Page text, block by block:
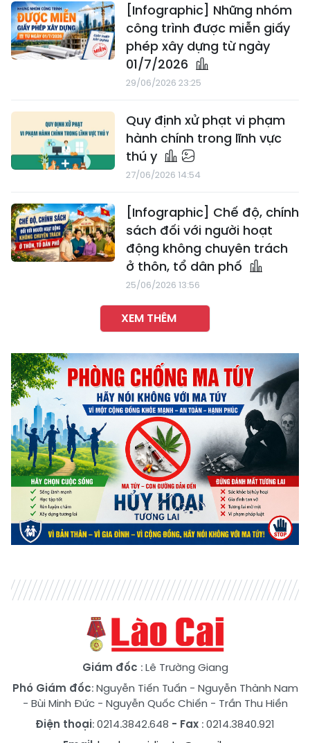
[Infographic] Những nhóm
công trình được miễn giấy
phép xây dựng từ ngày
01/7/2026
29/06/2026 23:25
Quy định xử phạt vi phạm
hành chính trong lĩnh vực
thú y
27/06/2026 14:54
[Infographic] Chế độ, chính
sách đối với người hoạt
động không chuyên trách
ở thôn, tổ dân phố
25/06/2026 13:56
XEM THÊM
Giám đốc : Lê Trường Giang
Phó Giám đốc:Nguyễn Tiến Tuấn - Nguyễn Thành Nam
- Bùi Minh Đức- Nguyễn Quốc Chiến - Trần Thu Hiền
Điện thoại: 0214.3842.648 - Fax : 0214.3840.921